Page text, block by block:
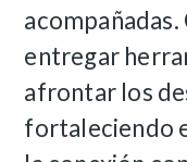
entregar
afrontar los
fortaleciendo